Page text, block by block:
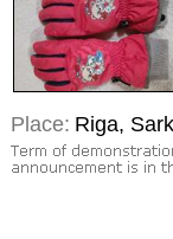
Place: Riga,